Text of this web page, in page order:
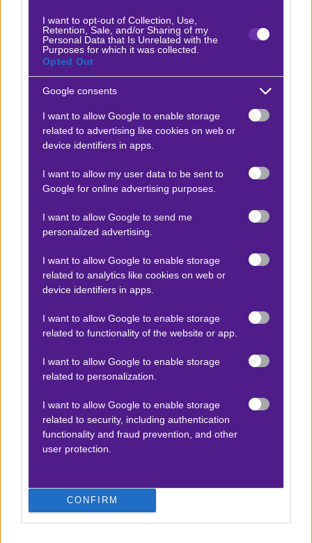
I want to opt-out of Collection, Use,
Retention, Sale, and/or Sharing of my
Personal Data that Is Unrelated with the
Purposes for which it was collected.
Opted Out
Google consents
I want to allow Google to enable storage
related to advertising like cookies on web or
device identifiers in apps.
I want to allow my user data to be sent to
Google for online advertising purposes.
I want to allow Google to send me
personalized advertising.
I want to allow Google to enable storage
related to analytics like cookies on web or
device identifiers in apps.
I want to allow Google to enable storage
related to functionality of the website or app.
I want to allow Google to enable storage
related to personalization.
I want to allow Google to enable storage
related to security, including authentication
functionality and fraud prevention, and other
user protection.
CONFIRM
Φενέρμπαχτσε - Άστον Βίλα
Γιουρόπα Λιγκ 22.01.2026|19:45
Over 2.5
Αποτέλεσμα: 0-1
Προσφορές*
Βαθμολογίες Ελλάδα - Stoiximan
Super league
Βαθμολογίες Γερμανίας – Bundesliga
Βαθμολογίες Ισπανίας- La liga
Βαθμολογίες Ιταλίας- Serie A
Βαθμολογίες Γαλλίας-League 1
Κουπόνι στοιχήματος ΟΠΑΠ
To bet builder της ημέρας